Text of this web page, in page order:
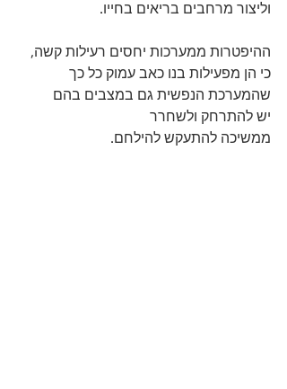
וליצור מרחבים בריאים בחייו.
ההיפטרות ממערכות יחסים רעילות קשה,
כי הן מפעילות בנו כאב עמוק כל כך
שהמערכת הנפשית גם במצבים בהם
יש להתרחק ולשחרר
ממשיכה להתעקש להילחם.